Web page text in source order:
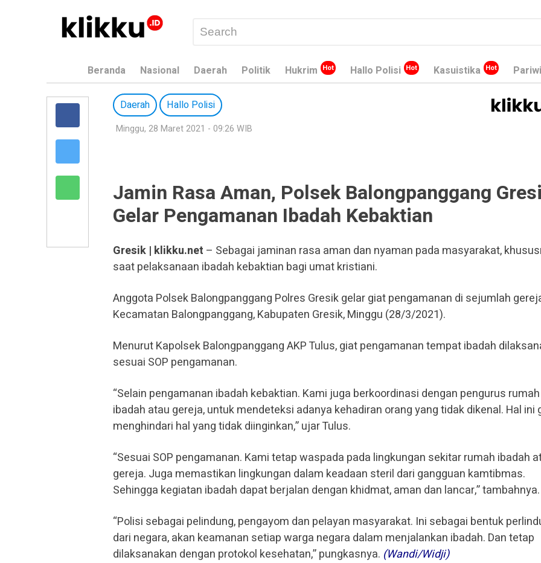
Beranda Nasional Daerah Politik Hukrim Hallo Polisi Kasuistika
Daerah Hallo Polisi
Minggu, 28 Maret 2021 - 09:26 WIB
Jamin Rasa Aman, Polsek Balongpanggang
Gelar Pengamanan Ibadah Kebaktian
Gresik | klikku.net – Sebagai jaminan rasa aman dan nyaman pada masyarakat,
saat pelaksanaan ibadah kebaktian bagi umat kristiani.
Anggota Polsek Balongpanggang Polres Gresik gelar giat pengamanan di sejumlah
Kecamatan Balongpanggang, Kabupaten Gresik, Minggu (28/3/2021).
Menurut Kapolsek Balongpanggang AKP Tulus, giat pengamanan tempat ibadah
sesuai SOP pengamanan.
“Selain pengamanan ibadah kebaktian. Kami juga berkoordinasi dengan pengurus rumah
ibadah atau gereja, untuk mendeteksi adanya kehadiran orang yang tidak dikenal. Hal ini
menghindari hal yang tidak diinginkan,” ujar Tulus.
“Sesuai SOP pengamanan. Kami tetap waspada pada lingkungan sekitar rumah ibadah
gereja. Juga memastikan lingkungan dalam keadaan steril dari gangguan kamtibmas.
Sehingga kegiatan ibadah dapat berjalan dengan khidmat, aman dan lancar,” tambahnya.
“Polisi sebagai pelindung, pengayom dan pelayan masyarakat. Ini sebagai bentuk
dari negara, akan keamanan setiap warga negara dalam menjalankan ibadah. Dan tetap
dilaksanakan dengan protokol kesehatan,” pungkasnya. (Wandi/Widji)